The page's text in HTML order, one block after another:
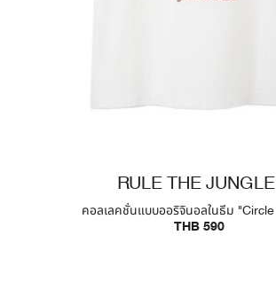
RULE THE
คอลเลคชั่นแบบออริจินอลในธีม
THB 590